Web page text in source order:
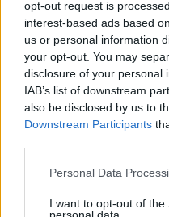
opt-out request is
interest-based ads based
us or personal information
your opt-out. You may
disclosure of your personal
IAB’s list of downstream
also be disclosed by us to
Downstream Participants
Personal Data
I want to opt-out of the
personal data.
Хочется немного
Ранее в игре было
секунду, теперь же это
скорость разгоняется на
потому предела разгона
https://postimg.cc/hXVb8fxS
Каков предел разгона
Может не мешало бы
https://dso-fun.ru/attack-speed/
остался 4, дальнейшее
урон, до 100% к урону
хорошей скорке он